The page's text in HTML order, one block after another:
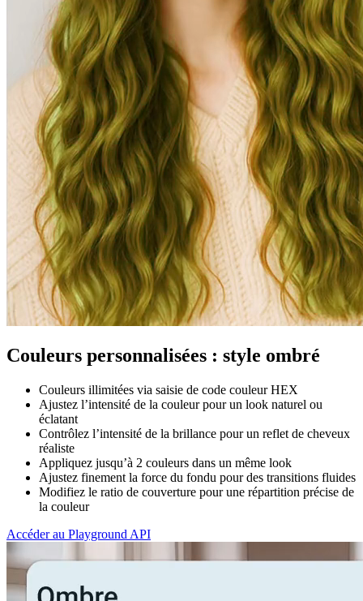
Couleurs personnalisées : style ombré
Couleurs illimitées via saisie de code couleur HEX
Ajustez l’intensité de la couleur pour un look naturel ou
éclatant
Contrôlez l’intensité de la brillance pour un reflet de cheveux
réaliste
Appliquez jusqu’à 2 couleurs dans un même look
Ajustez finement la force du fondu pour des transitions fluides
Modifiez le ratio de couverture pour une répartition précise de
la couleur
Accéder au Playground API